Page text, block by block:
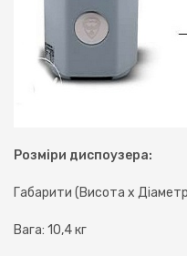
Розміри диспоузера:
Габарити (Висота х
Вага: 10,4 кг